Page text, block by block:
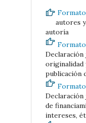
autores
autoría
Declaración
originalidad
publicación
Declaración
de
intereses,